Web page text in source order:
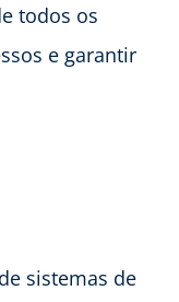
todos os
e garantir
sistemas de